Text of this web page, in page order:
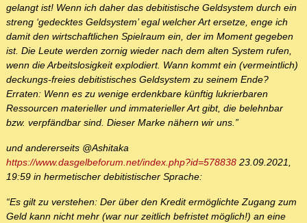
gelangt ist! Wenn ich daher das debitistische Geldsystem durch ein
streng ‘gedecktes Geldsystem’ egal welcher Art ersetze, enge ich
damit den wirtschaftlichen Spielraum ein, der im Moment gegeben
ist. Die Leute werden zornig wieder nach dem alten System rufen,
wenn die Arbeitslosigkeit explodiert. Wann kommt ein (vermeintlich)
deckungs-freies debitistisches Geldsystem zu seinem Ende?
Erraten: Wenn es zu wenige erdenkbare künftig lukrierbaren
Ressourcen materieller und immaterieller Art gibt, die belehnbar
bzw. verpfändbar sind. Dieser Marke nähern wir uns.”
und andererseits @Ashitaka
https://www.dasgelbeforum.net/index.php?id=578838 23.09.2021,
19:59 in hermetischer debitistischer Sprache:
“Es gilt zu verstehen: Der über den Kredit ermöglichte Zugang zum
Geld kann nicht mehr (war nur zeitlich befristet möglich!) an eine